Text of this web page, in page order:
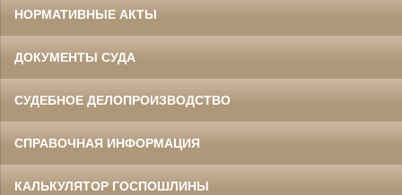
НОРМАТИВНЫЕ АКТЫ
ДОКУМЕНТЫ СУДА
СУДЕБНОЕ ДЕЛОПРОИЗВОДСТВО
СПРАВОЧНАЯ ИНФОРМАЦИЯ
КАЛЬКУЛЯТОР ГОСПОШЛИНЫ